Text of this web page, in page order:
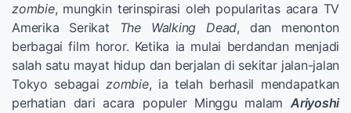
zombie, mungkin terinspirasi oleh popularitas acara TV
Amerika Serikat
The Walking Dead, dan menonton
berbagai film horor. Ketika ia mulai berdandan menjadi
salah satu mayat hidup dan berjalan di sekitar jalan-jalan
Tokyo sebagaizombie, ia telah berhasil mendapatkan
perhatian dari acara populer Minggu malam Ariyoshi